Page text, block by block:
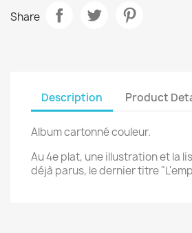
Share
Description Product
Album cartonné couleur.
Au 4e plat, une illustration et la
déjà parus, le dernier titre